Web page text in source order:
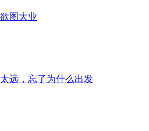
图大业
远，忘了为什么出发